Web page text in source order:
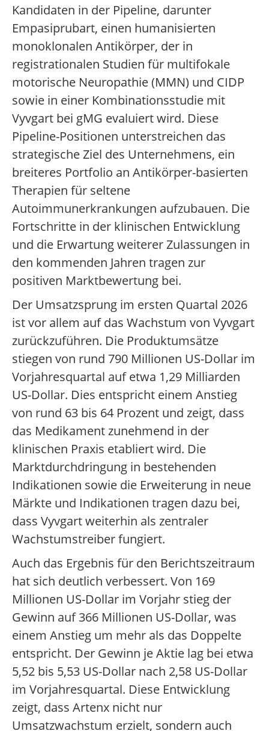
Kandidaten in der Pipeline, darunter
Empasiprubart, einen humanisierten
monoklonalen Antikörper, der in
registrationalen Studien für multifokale
motorische Neuropathie (MMN) und CIDP
sowie in einer Kombinationsstudie mit
Vyvgart bei gMG evaluiert wird. Diese
Pipeline-Positionen unterstreichen das
strategische Ziel des Unternehmens, ein
breiteres Portfolio an Antikörper-basierten
Therapien für seltene
Autoimmunerkrankungen aufzubauen. Die
Fortschritte in der klinischen Entwicklung
und die Erwartung weiterer Zulassungen in
den kommenden Jahren tragen zur
positiven Marktbewertung bei.
Der Umsatzsprung im ersten Quartal 2026
ist vor allem auf das Wachstum von Vyvgart
zurückzuführen. Die Produktumsätze
stiegen von rund 790 Millionen US-Dollar im
Vorjahresquartal auf etwa 1,29 Milliarden
US-Dollar. Dies entspricht einem Anstieg
von rund 63 bis 64 Prozent und zeigt, dass
das Medikament zunehmend in der
klinischen Praxis etabliert wird. Die
Marktdurchdringung in bestehenden
Indikationen sowie die Erweiterung in neue
Märkte und Indikationen tragen dazu bei,
dass Vyvgart weiterhin als zentraler
Wachstumstreiber fungiert.
Auch das Ergebnis für den Berichtszeitraum
hat sich deutlich verbessert. Von 169
Millionen US-Dollar im Vorjahr stieg der
Gewinn auf 366 Millionen US-Dollar, was
einem Anstieg um mehr als das Doppelte
entspricht. Der Gewinn je Aktie lag bei etwa
5,52 bis 5,53 US-Dollar nach 2,58 US-Dollar
im Vorjahresquartal. Diese Entwicklung
zeigt, dass Artenx nicht nur
Umsatzwachstum erzielt, sondern auch